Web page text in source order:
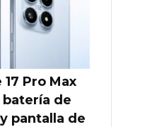
Pro Max
de
pantalla de